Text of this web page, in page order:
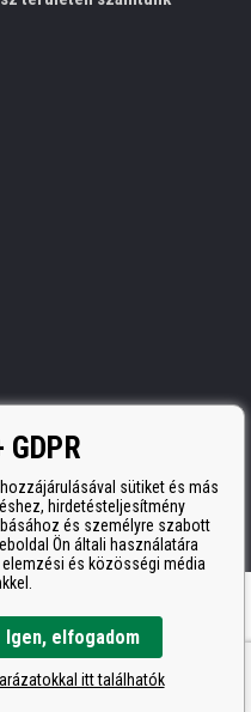
tanúsítvánnyal rendelkezik
BINARGON.cz
sütiket és más
hirdetésteljesítmény
és személyre szabott
Ön általi használatára
és közösségi média
Igen, elfogadom
itt találhatók